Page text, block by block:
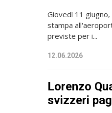
Giovedì 11
stampa
previste per i...
12.06.2026
Lorenzo
svizzeri